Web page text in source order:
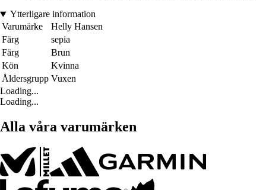
Ytterligare information
Varumärke
Helly Hansen
Färg
sepia
Färg
Brun
Kön
Kvinna
Åldersgrupp Vuxen
Loading...
Loading...
Alla våra varumärken